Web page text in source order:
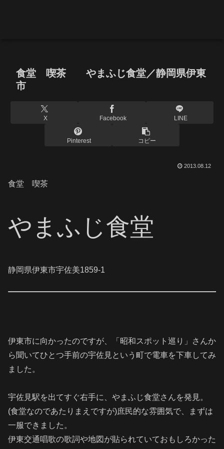
食堂 喫茶 やまふじ食堂／静岡県伊東
市
X Facebook LINE
Pinterest コピー
2013.08.12
食堂 喫茶
やまふじ食堂
静岡県伊東市宇佐美1859-1
伊東市に向かったのですが、「昭和スポット巡り」さんか
ら聞いてひとつ手前の宇佐見という町で電車を下車してみ
ました。
宇佐見駅を出てすぐ右手に、やまふじ食堂さんを発見。
(食堂なのであたりまえですが)庶民的な雰囲気で、まずは
一服できました。
伊東交通唱歌の歌詞や地図が貼られていておもしろかった